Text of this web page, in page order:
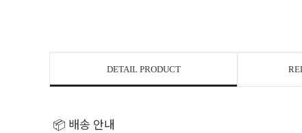
DETAIL PRODUCT
📦 배송 안내